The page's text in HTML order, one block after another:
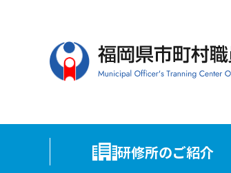
研修所のご紹介